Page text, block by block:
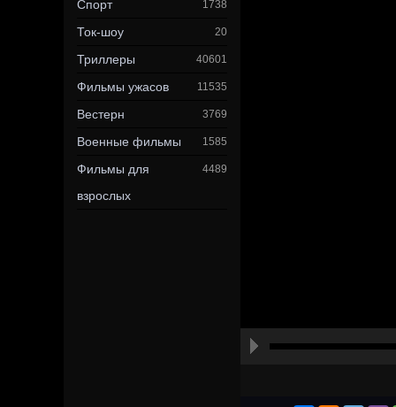
Спорт 1738
Ток-шоу 20
Триллеры 40601
Фильмы ужасов 11535
Вестерн 3769
Военные фильмы 1585
Фильмы для
взрослых
4489